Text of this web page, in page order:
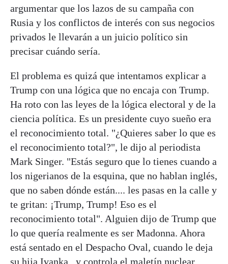
argumentar que los lazos de su campaña con
Rusia y los conflictos de interés con sus negocios
privados le llevarán a un juicio político sin
precisar cuándo sería.
El problema es quizá que intentamos explicar a
Trump con una lógica que no encaja con Trump.
Ha roto con las leyes de la lógica electoral y de la
ciencia política. Es un presidente cuyo sueño era
el reconocimiento total. "¿Quieres saber lo que es
el reconocimiento total?", le dijo al periodista
Mark Singer. "Estás seguro que lo tienes cuando a
los nigerianos de la esquina, que no hablan inglés,
que no saben dónde están.... les pasas en la calle y
te gritan: ¡Trump, Trump! Eso es el
reconocimiento total". Alguien dijo de Trump que
lo que quería realmente es ser Madonna. Ahora
está sentado en el Despacho Oval, cuando le deja
su hija Ivanka, y controla el maletín nuclear.